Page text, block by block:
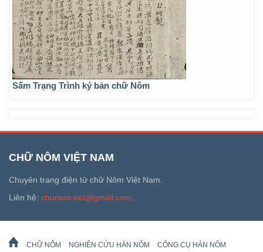
Sấm Trạng Trình ký bản chữ Nôm
CHỮ NÔM VIỆT NAM
Chuyên trang điện tử chữ Nôm Việt Nam.
Liên hệ: chunom.net@gmail.com
CHỮ NÔM NGHIÊN CỨU HÁN NÔM CÔNG CỤ HÁN NÔM